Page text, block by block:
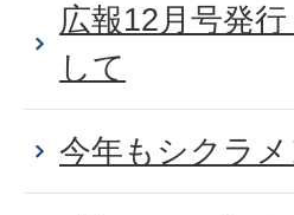
広報12月号発
して
今年もシクラ